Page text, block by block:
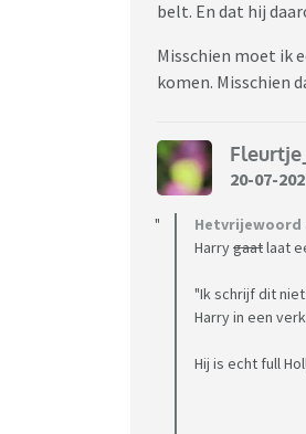
belt. En dat hij
Misschien moet ik
komen. Misschien
20-07-
Hetvrijewoord
Harrygaatlaat
"Ik schrijf dit
Harry in een
Hij is echt full